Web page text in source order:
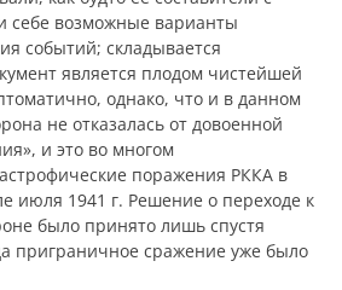
себе возможные варианты
событий; складывается
является плодом чистейшей
однако, что и в данном
не отказалась от довоенной
и это во многом
поражения РККА в
июля 1941 г. Решение о переходе к
было принято лишь спустя
приграничное сражение уже было